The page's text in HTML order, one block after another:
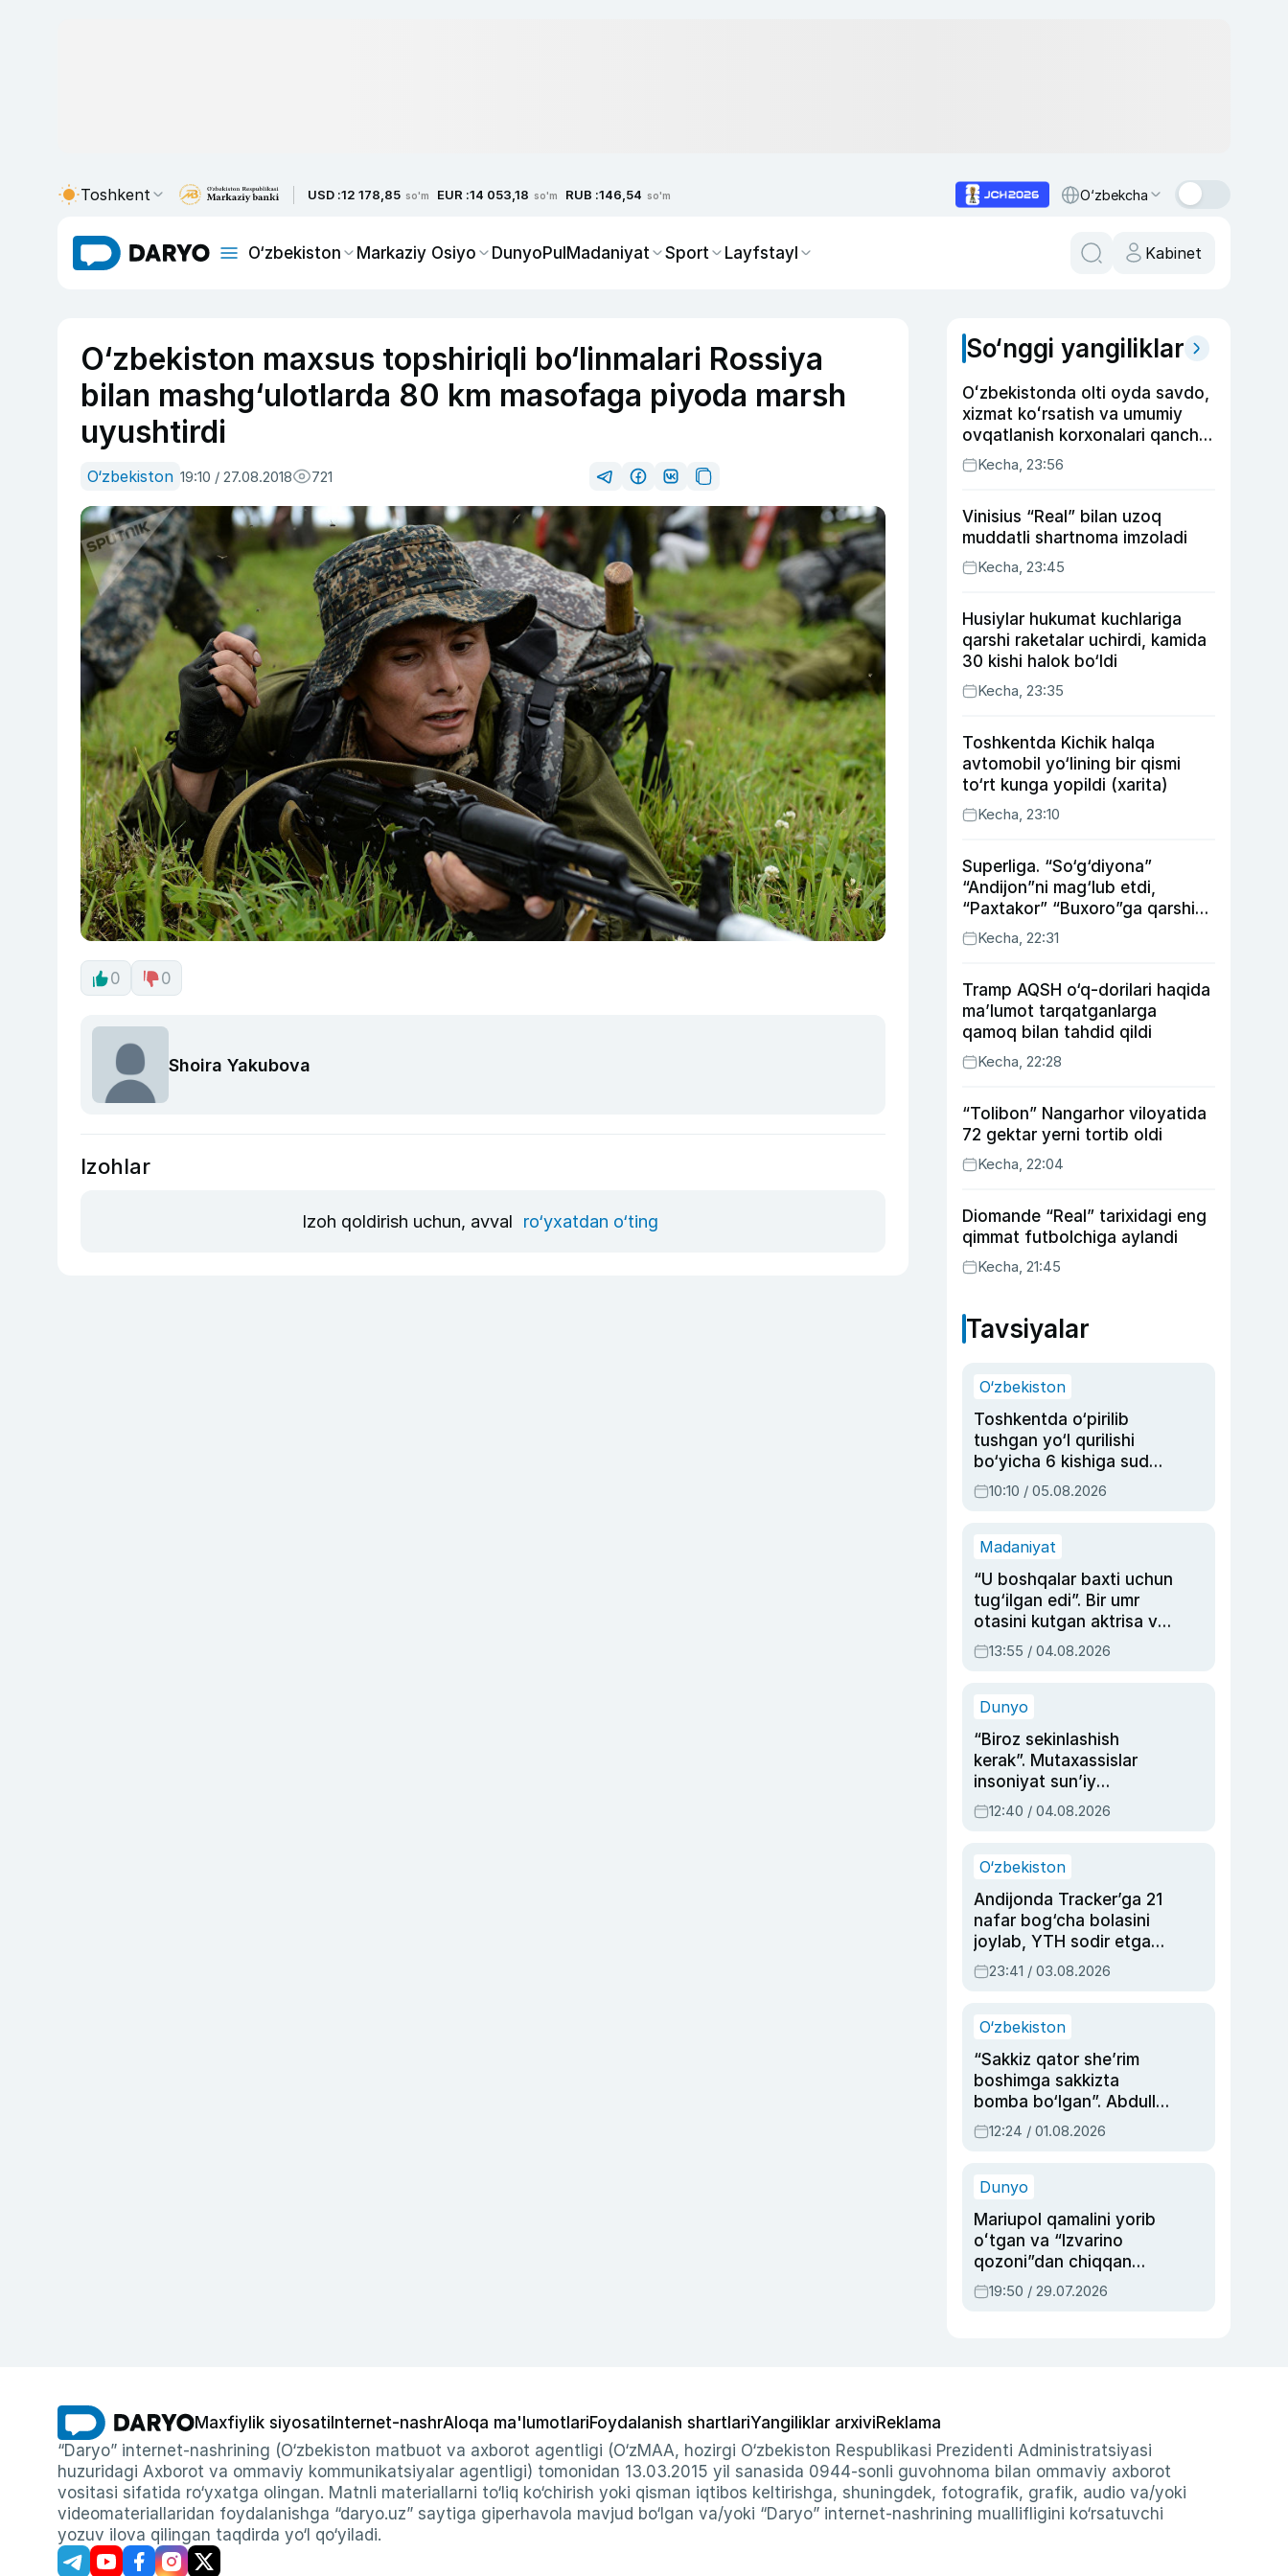
Toshkent USD :12 178,85 so'm EUR :14 053,18 so'm RUB :146,54 so'm O‘zbekcha
O‘zbekiston Markaziy Osiyo DunyoPulMadaniyat Sport Layfstayl Kabinet
O‘zbekiston maxsus topshiriqli bo‘linmalari Rossiya
bilan mashg‘ulotlarda 80 km masofaga piyoda marsh
uyushtirdi
O‘zbekiston 19:10 / 27.08.2018 721
0 0
Shoira Yakubova
Izohlar
Izoh qoldirish uchun, avval ro‘yxatdan o‘ting
So‘nggi yangiliklar
Oʻzbekistonda olti oyda savdo,
xizmat koʻrsatish va umumiy
ovqatlanish korxonalari qancha
soliq toʻlagani ochiqlandi
Kecha, 23:56
Vinisius “Real” bilan uzoq
muddatli shartnoma imzoladi
Kecha, 23:45
Husiylar hukumat kuchlariga
qarshi raketalar uchirdi, kamida
30 kishi halok bo‘ldi
Kecha, 23:35
Toshkentda Kichik halqa
avtomobil yo‘lining bir qismi
to‘rt kunga yopildi (xarita)
Kecha, 23:10
Superliga. “So‘g‘diyona”
“Andijon”ni mag‘lub etdi,
“Paxtakor” “Buxoro”ga qarshi
bahsda g‘alabani qo‘ldan
chiqardi
Kecha, 22:31
Tramp AQSH o‘q-dorilari haqida
ma’lumot tarqatganlarga
qamoq bilan tahdid qildi
Kecha, 22:28
“Tolibon” Nangarhor viloyatida
72 gektar yerni tortib oldi
Kecha, 22:04
Diomande “Real” tarixidagi eng
qimmat futbolchiga aylandi
Kecha, 21:45
Tavsiyalar
O‘zbekiston
Toshkentda o‘pirilib
tushgan yo‘l qurilishi
bo‘yicha 6 kishiga sud
hukmi o‘qildi
10:10 / 05.08.2026
Madaniyat
“U boshqalar baxti uchun
tug‘ilgan edi”. Bir umr
otasini kutgan aktrisa va
dublyaj ustasi Rimma
Ahmedovaning
13:55 / 04.08.2026
Dunyo
“Biroz sekinlashish
kerak”. Mutaxassislar
insoniyat sun’iy
intellektni boshqara
olmay qolishidan xavotir
12:40 / 04.08.2026
O‘zbekiston
Andijonda Tracker’ga 21
nafar bog‘cha bolasini
joylab, YTH sodir etgan
ayolga sud hukmi o‘qildi
23:41 / 03.08.2026
O‘zbekiston
“Sakkiz qator she’rim
boshimga sakkizta
bomba bo‘lgan”. Abdulla
Oripovni siyosiy
ayblovlardan asrab
12:24 / 01.08.2026
Dunyo
Mariupol qamalini yorib
oʻtgan va “Izvarino
qozoni”dan chiqqan
qahramon — Ukraina
armiyasi bosh
19:50 / 29.07.2026
Maxfiylik siyosati Internet-nashrAloqa ma'lumotlariFoydalanish shartlariYangiliklar arxiviReklama
“Daryo” internet-nashrining (O‘zbekiston matbuot va axborot agentligi (O‘zMAA, hozirgi O‘zbekiston Respublikasi Prezidenti Administratsiyasi
huzuridagi Axborot va ommaviy kommunikatsiyalar agentligi) tomonidan 13.03.2015 yil sanasida 0944-sonli guvohnoma bilan ommaviy axborot
vositasi sifatida ro‘yxatga olingan. Matnli materiallarni to‘liq ko‘chirish yoki qisman iqtibos keltirishga, shuningdek, fotografik, grafik, audio va/yoki
videomateriallaridan foydalanishga “daryo.uz” saytiga giperhavola mavjud bo‘lgan va/yoki “Daryo” internet-nashrining muallifligini ko‘rsatuvchi
yozuv ilova qilingan taqdirda yo‘l qo‘yiladi.